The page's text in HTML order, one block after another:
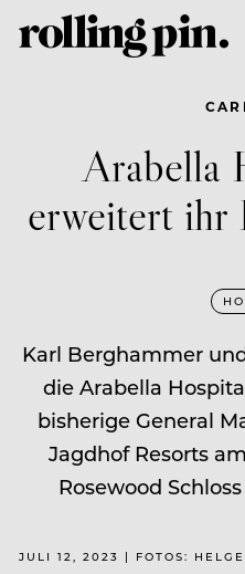
Arabella
erweitert ihr
Karl Berghammer
die Arabella
bisherige General
Jagdhof Resorts
Rosewood
JULI 12, 2023 | FOTOS: